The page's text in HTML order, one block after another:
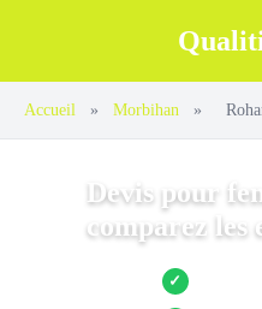
Accueil » Morbihan »
Devis pour
comparez les
✓ Jusqu’à 3